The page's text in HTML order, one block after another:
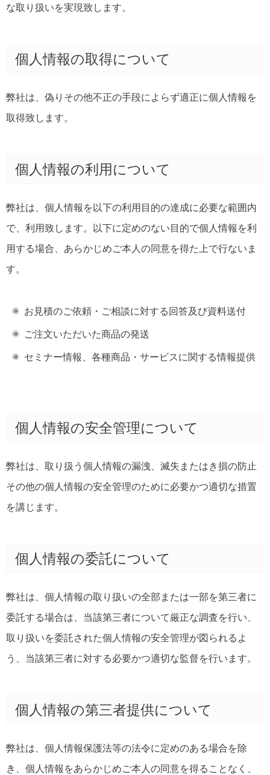
な取り扱いを実現致します。
個人情報の取得について
弊社は、偽りその他不正の手段によらず適正に個人情報を
取得致します。
個人情報の利用について
弊社は、個人情報を以下の利用目的の達成に必要な範囲内
で、利用致します。以下に定めのない目的で個人情報を利
用する場合、あらかじめご本人の同意を得た上で行ないま
す。
お見積のご依頼・ご相談に対する回答及び資料送付
ご注文いただいた商品の発送
セミナー情報、各種商品・サービスに関する情報提供
個人情報の安全管理について
弊社は、取り扱う個人情報の漏洩、滅失またはき損の防止
その他の個人情報の安全管理のために必要かつ適切な措置
を講じます。
個人情報の委託について
弊社は、個人情報の取り扱いの全部または一部を第三者に
委託する場合は、当該第三者について厳正な調査を行い、
取り扱いを委託された個人情報の安全管理が図られるよ
う、当該第三者に対する必要かつ適切な監督を行います。
個人情報の第三者提供について
弊社は、個人情報保護法等の法令に定めのある場合を除
き、個人情報をあらかじめご本人の同意を得ることなく、